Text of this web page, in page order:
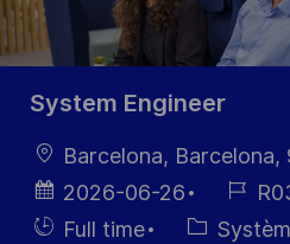
System Engineer
localisation
Barcelona, Barcelona,
Date
d’affichage
2026-06-26
du
HiringFull time Catégorie